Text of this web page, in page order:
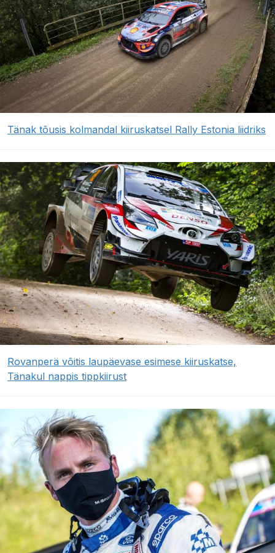
Tänak tõusis kolmandal kiiruskatsel Rally Estonia liidriks
Rovanperä võitis laupäevase esimese kiiruskatse,
Tänakul nappis tippkiirust